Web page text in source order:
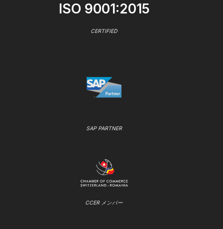
ISO 9001:2015
CERTIFIED
SAP PARTNER
CCER メンバー